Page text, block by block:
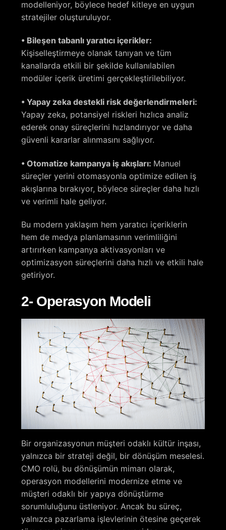
modelleniyor, böylece hedef kitleye en uygun
stratejiler oluşturuluyor.
• Bileşen tabanlı yaratıcı içerikler:
Kişiselleştirmeye olanak tanıyan ve tüm
kanallarda etkili bir şekilde kullanılabilen
modüler içerik üretimi gerçekleştirilebiliyor.
• Yapay zeka destekli risk değerlendirmeleri:
Yapay zeka, potansiyel riskleri hızlıca analiz
ederek onay süreçlerini hızlandırıyor ve daha
güvenli kararlar alınmasını sağlıyor.
• Otomatize kampanya iş akışları: Manuel
süreçler yerini otomasyonla optimize edilen iş
akışlarına bırakıyor, böylece süreçler daha hızlı
ve verimli hale geliyor.
Bu modern yaklaşım hem yaratıcı içeriklerin
hem de medya planlamasının verimliliğini
artırırken kampanya aktivasyonları ve
optimizasyon süreçlerini daha hızlı ve etkili hale
getiriyor.
2- Operasyon Modeli
Bir organizasyonun müşteri odaklı kültür inşası,
yalnızca bir strateji değil, bir dönüşüm meselesi.
CMO rolü, bu dönüşümün mimarı olarak,
operasyon modellerini modernize etme ve
müşteri odaklı bir yapıya dönüştürme
sorumluluğunu üstleniyor. Ancak bu süreç,
yalnızca pazarlama işlevlerinin ötesine geçerek